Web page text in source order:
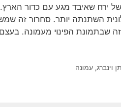
ירח שאיבד מגע עם כדור
השתנתה יותר. סחרור זה
שבתמונת הפינוי מעמונה.
וינברג, עמונה